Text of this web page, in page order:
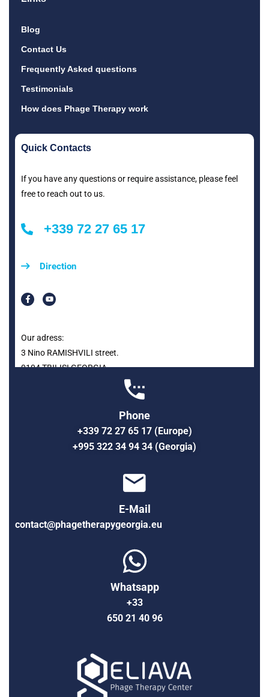
Blog
Contact Us
Frequently Asked questions
Testimonials
How does Phage Therapy work
Quick Contacts
If you have any questions or require assistance, please feel
free to reach out to us.
+339 72 27 65 17
Direction
Our adress:
3 Nino RAMISHVILI street.
0104 TBILISI GEORGIA
Phone
+339 72 27 65 17 (Europe)
+995 322 34 94 34 (Georgia)
E-Mail
contact@phagetherapygeorgia.eu
Whatsapp
+33
650 21 40 96